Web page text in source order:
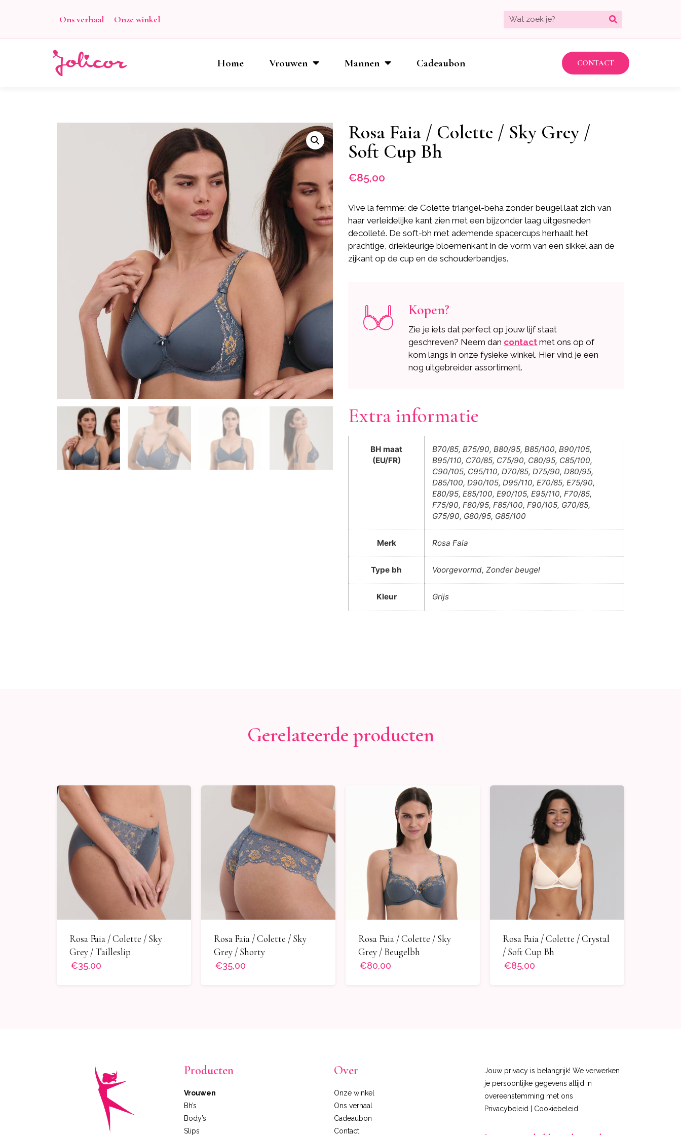
Ons verhaal Onze winkel
Home Vrouwen Mannen Cadeaubon CONTACT
Rosa Faia / Colette / Sky Grey /
Soft Cup Bh
€85,00
Vive la femme: de Colette triangel-beha zonder beugel laat zich van
haar verleidelijke kant zien met een bijzonder laag uitgesneden
decolleté. De soft-bh met ademende spacercups herhaalt het
prachtige, driekleurige bloemenkant in de vorm van een sikkel aan de
zijkant op de cup en de schouderbandjes.
Kopen?
Zie je iets dat perfect op jouw lijf staat
geschreven? Neem dan contact met ons op of
kom langs in onze fysieke winkel. Hier vind je een
nog uitgebreider assortiment.
Extra informatie
BH maat
(EU/FR)
B70/85, B75/90, B80/95, B85/100, B90/105,
B95/110, C70/85, C75/90, C80/95, C85/100,
C90/105, C95/110, D70/85, D75/90, D80/95,
D85/100, D90/105, D95/110, E70/85, E75/90,
E80/95, E85/100, E90/105, E95/110, F70/85,
F75/90, F80/95, F85/100, F90/105, G70/85,
G75/90, G80/95, G85/100
Merk Rosa Faia
Type bh Voorgevormd, Zonder beugel
Kleur Grijs
Gerelateerde producten
Rosa Faia / Colette / Sky
Grey / Tailleslip
€35,00
Rosa Faia / Colette / Sky
Grey / Shorty
€35,00
Rosa Faia / Colette / Sky
Grey / Beugelbh
€80,00
Rosa Faia / Colette / Crystal
/ Soft Cup Bh
€85,00
Producten
Vrouwen
Bh’s
Body’s
Slips
Over
Onze winkel
Ons verhaal
Cadeaubon
Contact
Jouw privacy is belangrijk! We verwerken
je persoonlijke gegevens altijd in
overeenstemming met ons
Privacybeleid| Cookiebeleid.